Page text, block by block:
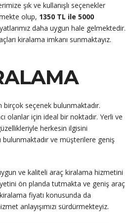
şık ve kullanışlı seçenekler
olup, 1350 TL ile 5000
daha uygun hale gelmektedir.
kiralama imkanı sunmaktayız.
seçenek bulunmaktadır.
olanlar için ideal bir noktadır. Yerli ve
herkesin ilgisini
ve müşterilere geniş
ve kaliteli araç kiralama hizmetini
ön planda tutmakta ve geniş araç
fiyatı konusunda da
anlayışımızı sürdürmekteyiz.